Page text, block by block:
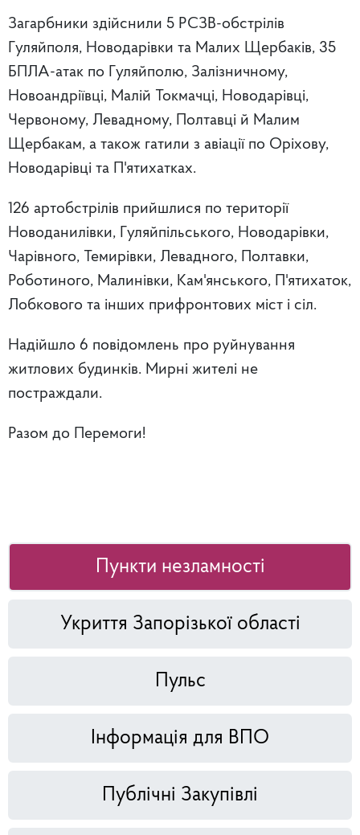
Загарбники здійснили 5 РСЗВ-обстрілів
Гуляйполя, Новодарівки та Малих Щербаків, 35
БПЛА-атак по Гуляйполю, Залізничному,
Новоандріївці, Малій Токмачці, Новодарівці,
Червоному, Левадному, Полтавці й Малим
Щербакам, а також гатили з авіації по Оріхову,
Новодарівці та П'ятихатках.
126 артобстрілів прийшлися по території
Новоданилівки, Гуляйпільського, Новодарівки,
Чарівного, Темирівки, Левадного, Полтавки,
Роботиного, Малинівки, Кам'янського, П'ятихаток,
Лобкового та інших прифронтових міст і сіл.
Надійшло 6 повідомлень про руйнування
житлових будинків. Мирні жителі не
постраждали.
Разом до Перемоги!
Пункти незламності
Укриття Запорізької області
Пульс
Інформація для ВПО
Публічні Закупівлі